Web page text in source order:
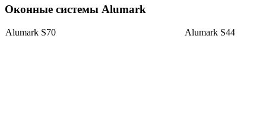
Оконные системы Alumark
Alumark S70 Alumark S44